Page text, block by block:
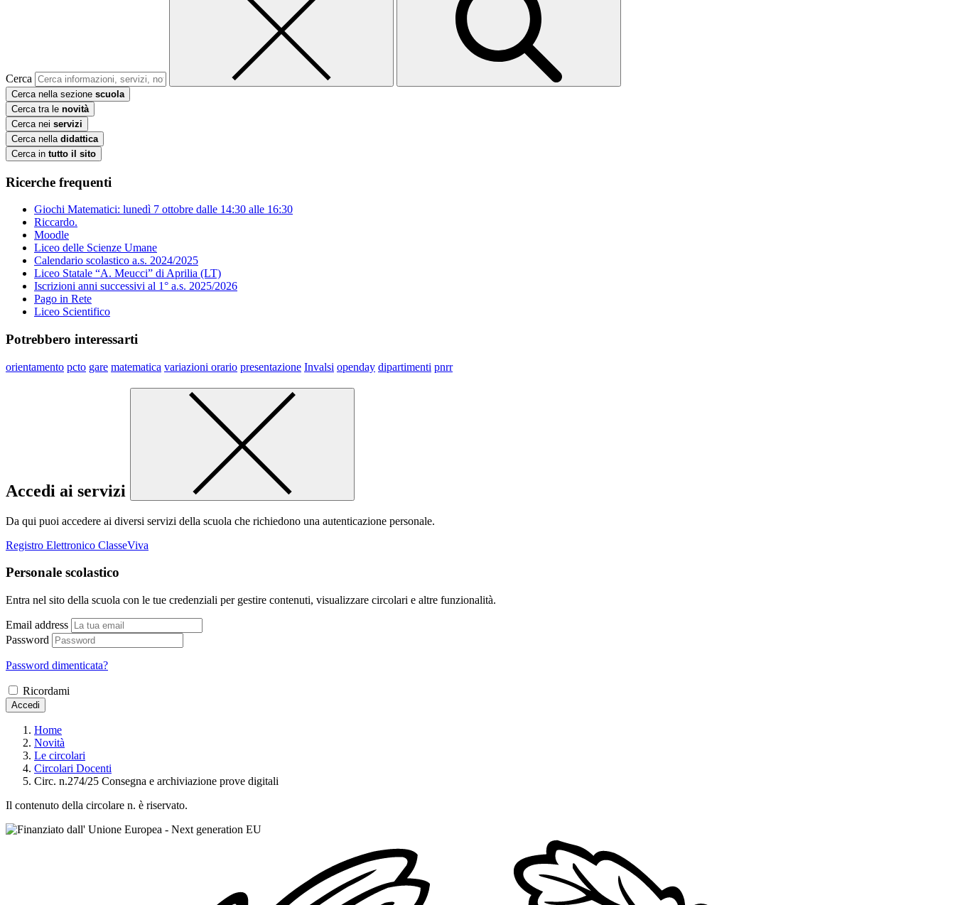
Cerca
Cerca nella sezione scuola
Cerca tra le novità
Cerca nei servizi
Cerca nella didattica
Cerca in tutto il sito
Ricerche frequenti
Giochi Matematici: lunedì 7 ottobre dalle 14:30 alle 16:30
Riccardo.
Moodle
Liceo delle Scienze Umane
Calendario scolastico a.s. 2024/2025
Liceo Statale “A. Meucci” di Aprilia (LT)
Iscrizioni anni successivi al 1° a.s. 2025/2026
Pago in Rete
Liceo Scientifico
Potrebbero interessarti
orientamento pcto gare matematica variazioni orario presentazione Invalsi openday dipartimenti pnrr
Accedi ai servizi
Da qui puoi accedere ai diversi servizi della scuola che richiedono una autenticazione personale.
Registro Elettronico ClasseViva
Personale scolastico
Entra nel sito della scuola con le tue credenziali per gestire contenuti, visualizzare circolari e altre funzionalità.
Email address
Password
Password dimenticata?
Ricordami
Accedi
Home
Novità
Le circolari
Circolari Docenti
Circ. n.274/25 Consegna e archiviazione prove digitali
Il contenuto della circolare n. è riservato.